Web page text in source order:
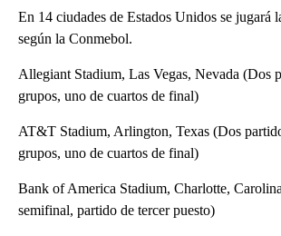
En 14 ciudades de Estados Unidos se jugará
según la Conmebol.
Allegiant Stadium, Las Vegas, Nevada (Dos
grupos, uno de cuartos de final)
AT&T Stadium, Arlington, Texas (Dos
grupos, uno de cuartos de final)
Bank of America Stadium, Charlotte,
semifinal, partido de tercer puesto)